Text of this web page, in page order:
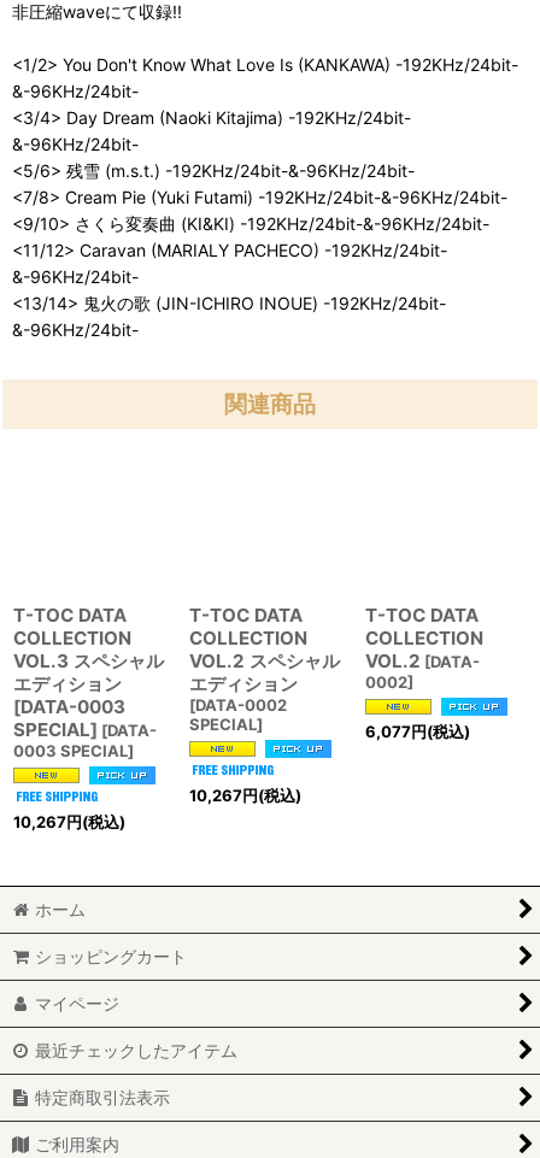
非圧縮waveにて収録!!
<1/2> You Don't Know What Love Is (KANKAWA) -192KHz/24bit-
&-96KHz/24bit-
<3/4> Day Dream (Naoki Kitajima) -192KHz/24bit-
&-96KHz/24bit-
<5/6> 残雪 (m.s.t.) -192KHz/24bit-&-96KHz/24bit-
<7/8> Cream Pie (Yuki Futami) -192KHz/24bit-&-96KHz/24bit-
<9/10> さくら変奏曲 (KI&KI) -192KHz/24bit-&-96KHz/24bit-
<11/12> Caravan (MARIALY PACHECO) -192KHz/24bit-
&-96KHz/24bit-
<13/14> 鬼火の歌 (JIN-ICHIRO INOUE) -192KHz/24bit-
&-96KHz/24bit-
関連商品
T-TOC DATA
COLLECTION
VOL.3 スペシャル
エディション
[DATA-0003
SPECIAL] [DATA-
0003 SPECIAL]
10,267円(税込)
T-TOC DATA
COLLECTION
VOL.2 スペシャル
エディション
[DATA-0002
SPECIAL]
10,267円(税込)
T-TOC DATA
COLLECTION
VOL.2 [DATA-
0002]
6,077円(税込)
ホーム
ショッピングカート
マイページ
最近チェックしたアイテム
特定商取引法表示
ご利用案内